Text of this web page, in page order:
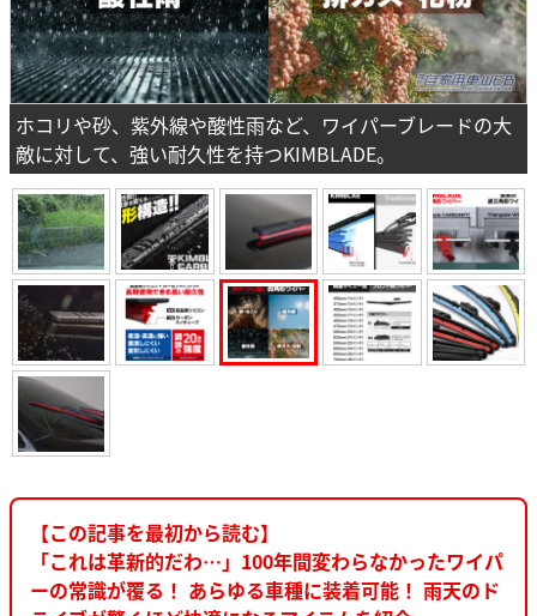
ホコリや砂、紫外線や酸性雨など、ワイパーブレードの大
敵に対して、強い耐久性を持つKIMBLADE。
【この記事を最初から読む】
「これは革新的だわ…」100年間変わらなかったワイパ
ーの常識が覆る！ あらゆる車種に装着可能！ 雨天のド